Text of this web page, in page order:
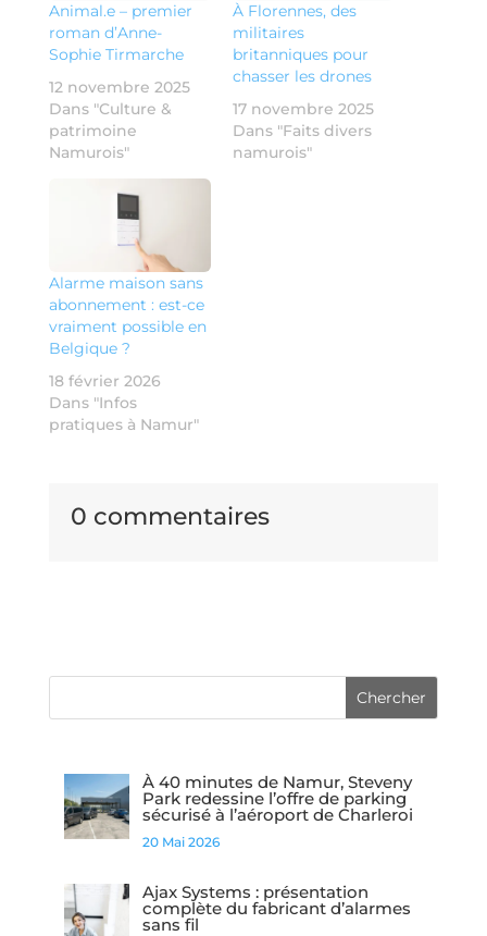
Animal.e – premier
roman d’Anne-
Sophie Tirmarche
12 novembre 2025
Dans "Culture &
patrimoine
Namurois"
À Florennes, des
militaires
britanniques pour
chasser les drones
17 novembre 2025
Dans "Faits divers
namurois"
Alarme maison sans
abonnement : est-ce
vraiment possible en
Belgique ?
18 février 2026
Dans "Infos
pratiques à Namur"
0 commentaires
À 40 minutes de Namur, Steveny
Park redessine l’offre de parking
sécurisé à l’aéroport de Charleroi
20 Mai 2026
Ajax Systems : présentation
complète du fabricant d’alarmes
sans fil